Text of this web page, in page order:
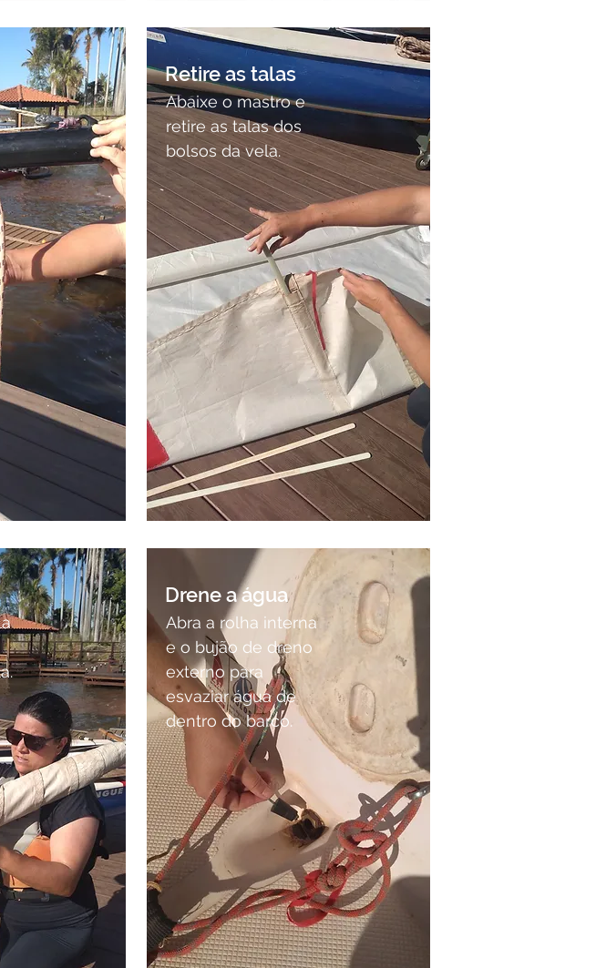
Retire as talas
Abaixe o mastro e
retire as talas dos
bolsos da vela.
Drene a água
Abra a rolha interna
e o bujão de dreno
externo para
esvaziar água de
dentro do barco.